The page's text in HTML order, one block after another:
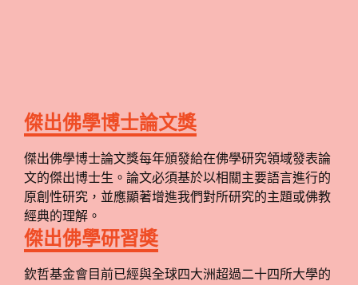
傑出佛學博士論文獎
傑出佛學博士論文獎每年頒發給在佛學研究領域發表論
文的傑出博士生。論文必須基於以相關主要語言進行的
原創性研究，並應顯著增進我們對所研究的主題或佛教
經典的理解。
傑出佛學研習奬
欽哲基金會目前已經與全球四大洲超過二十四所大學的